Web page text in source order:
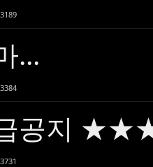
3189
...
3384
공지
3731